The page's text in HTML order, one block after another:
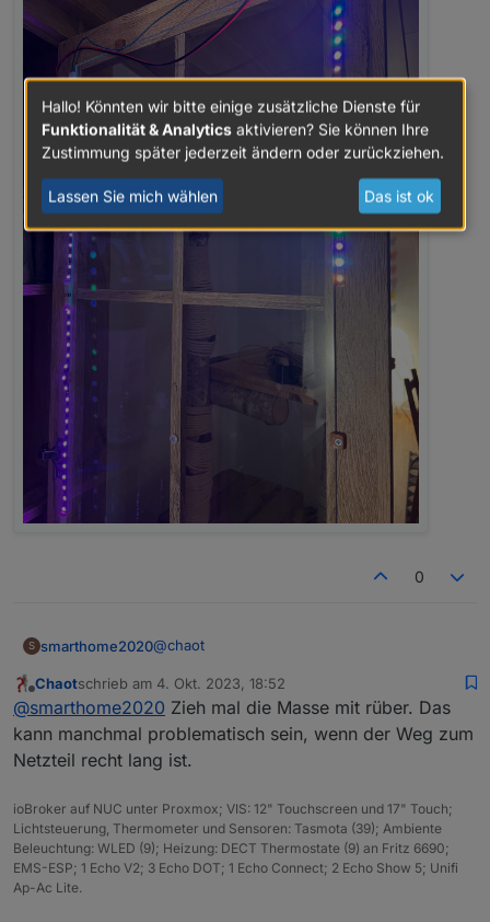
0
S smarthome2020@chaot
Der erste Streifen hängt komplett und
funktioniert auch . Beim zweiten Streifen bin
ich angefangen nur leuchtet es hier nicht
konstant sondern blinkt in allen Farben. Habe
den Datenpin per Kabel vom ersten auf den
GND sind vom Netzteil frisch rein (also nicht
vom alten Streifen). Wieso blinkt der neue
LED Streifen und lässt sich nicht ansteuern?
Kann man das so nicht machen?
Offline
Chaotschrieb am 4. Okt. 2023, 18:52
zuletzt editiert von
@smarthome2020 Zieh mal die Masse mit rüber. Das
kann manchmal problematisch sein, wenn der Weg zum
Netzteil recht lang ist.
ioBroker auf NUC unter Proxmox; VIS: 12" Touchscreen und 17" Touch;
Lichtsteuerung, Thermometer und Sensoren: Tasmota (39); Ambiente
Beleuchtung: WLED (9); Heizung: DECT Thermostate (9) an Fritz 6690;
EMS-ESP; 1 Echo V2; 3 Echo DOT; 1 Echo Connect; 2 Echo Show 5; Unifi
Ap-Ac Lite.
Hallo! Könnten wir bitte einige zusätzliche Dienste für
Funktionalität & Analytics aktivieren? Sie können Ihre
Zustimmung später jederzeit ändern oder zurückziehen.
Lassen Sie mich wählen Das ist ok